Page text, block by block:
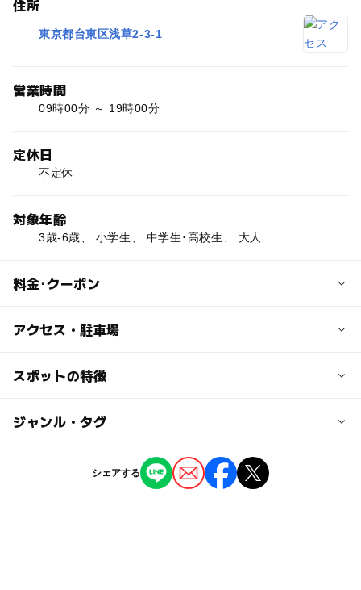
住所
東京都台東区浅草2-3-1
営業時間
09時00分 ～ 19時00分
定休日
不定休
対象年齢
3歳-6歳、 小学生、 中学生･高校生、 大人
料金･クーポン
大人の料金
など
アクセス・駐車場
交通アクセス
スポットの特徴
駐車場あり ー
ー 託児所
ジャンル・タグ
レストラン・カフェ
シェアする